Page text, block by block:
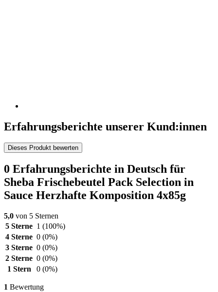
Erfahrungsberichte unserer Kund:innen
Dieses Produkt bewerten
0 Erfahrungsberichte in Deutsch für
Sheba Frischebeutel Pack Selection in
Sauce Herzhafte Komposition 4x85g
5,0 von 5 Sternen
5 Sterne 1 (100%)
4 Sterne 0 (0%)
3 Sterne 0 (0%)
2 Sterne 0 (0%)
1 Stern
0 (0%)
1 Bewertung